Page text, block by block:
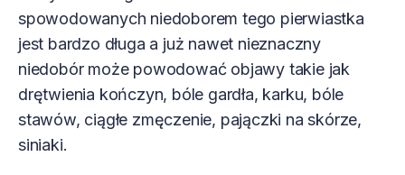
spowodowanych niedoborem tego pierwiastka
jest bardzo długa a już nawet nieznaczny
niedobór może powodować objawy takie jak
drętwienia kończyn, bóle gardła, karku, bóle
stawów, ciągłe zmęczenie, pajączki na skórze,
siniaki.